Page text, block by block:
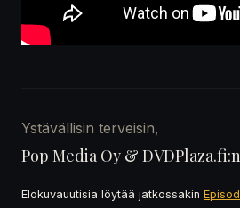
Ystävällisin terveisin,
Pop Media Oy &
Elokuvauutisia löytää jatkossakin